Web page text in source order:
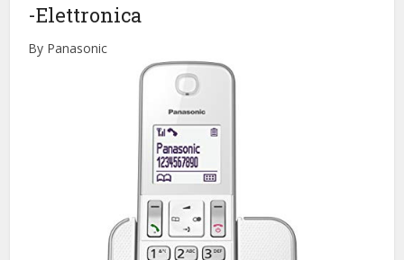
-Elettronica
By Panasonic